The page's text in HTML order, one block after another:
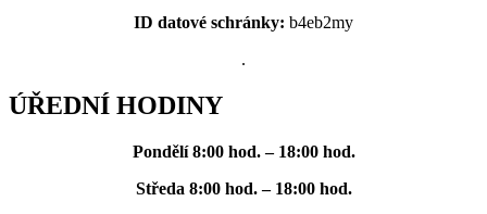
ID datové schránky: b4eb2my
.
ÚŘEDNÍ HODINY
Pondělí 8:00 hod. – 18:00 hod.
Středa 8:00 hod. – 18:00 hod.